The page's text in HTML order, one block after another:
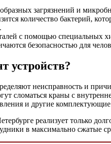
загрязнений и
количество бактерий,
с помощью специальных
безопасностью для
устройств?
неисправность и
сломаться краны с
и другие
реализует только
в максимально сжатые